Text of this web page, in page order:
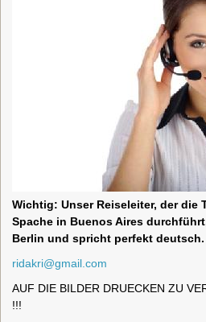
Wichtig: Unser Reiseleiter, der die
Spache in Buenos Aires
Berlin und spricht perfekt deutsch.
ridakri@gmail.com
AUF DIE BILDER DRUECKEN ZU
!!!